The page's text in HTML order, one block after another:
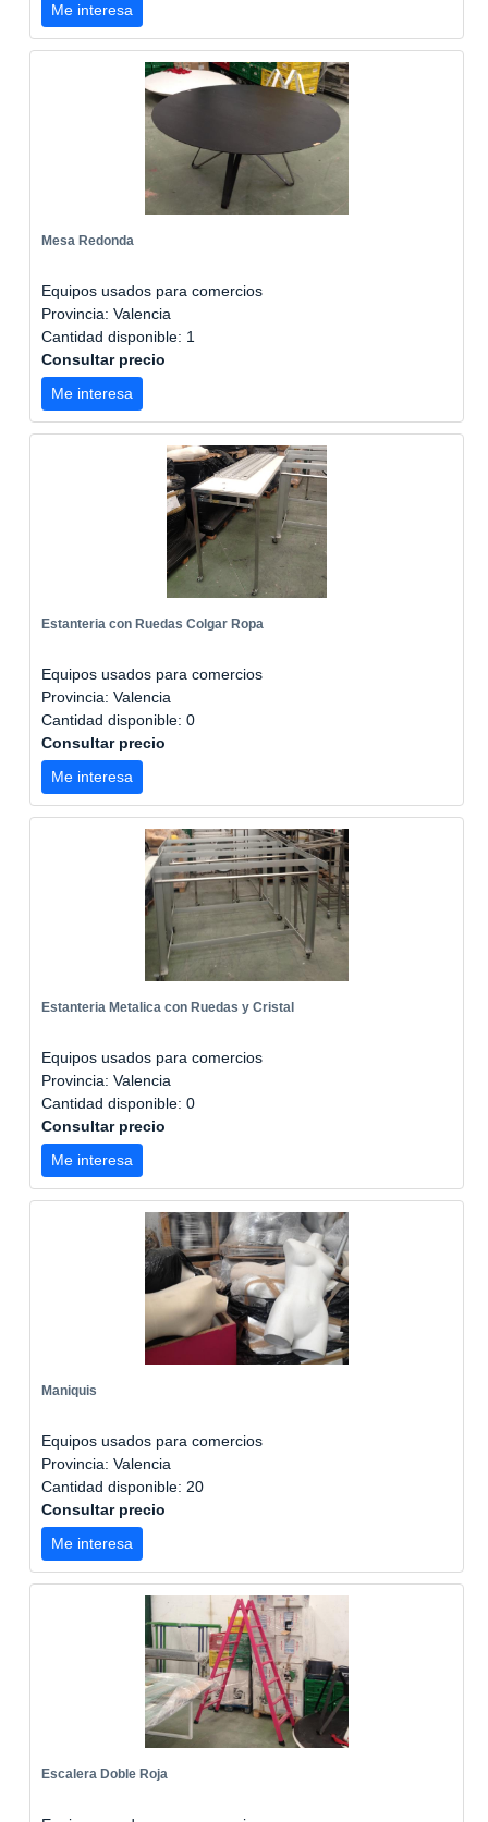
Me interesa
Mesa Redonda
Equipos usados para comercios
Provincia: Valencia
Cantidad disponible: 1
Consultar precio
Me interesa
Estanteria con Ruedas Colgar Ropa
Equipos usados para comercios
Provincia: Valencia
Cantidad disponible: 0
Consultar precio
Me interesa
Estanteria Metalica con Ruedas y Cristal
Equipos usados para comercios
Provincia: Valencia
Cantidad disponible: 0
Consultar precio
Me interesa
Maniquis
Equipos usados para comercios
Provincia: Valencia
Cantidad disponible: 20
Consultar precio
Me interesa
Escalera Doble Roja